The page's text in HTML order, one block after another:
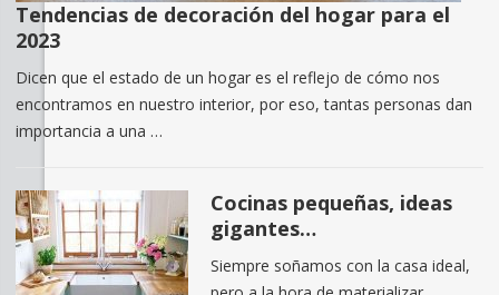
Tendencias de decoración del hogar para el
2023
Dicen que el estado de un hogar es el reflejo de cómo nos
encontramos en nuestro interior, por eso, tantas personas dan
importancia a una …
Cocinas pequeñas, ideas
gigantes…
Siempre soñamos con la casa ideal,